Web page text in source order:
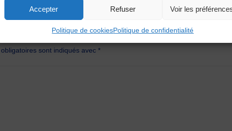
Accepter Refuser Voir les
Politique de cookiesPolitique de confidentialité
sont indiqués avec*